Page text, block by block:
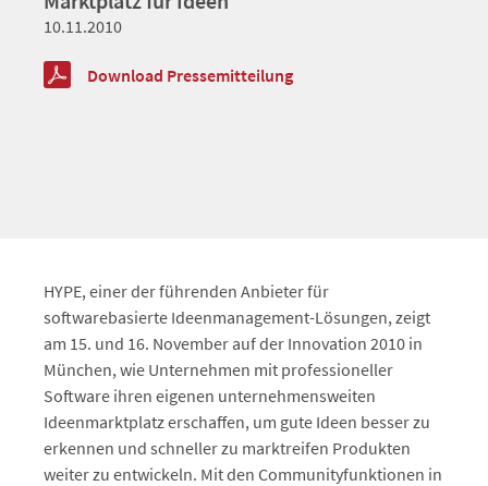
10.11.2010
Download Pressemitteilung
HYPE, einer der führenden Anbieter für
softwarebasierte Ideenmanagement-Lösungen, zeigt
am 15. und 16. November auf der Innovation 2010 in
München, wie Unternehmen mit professioneller
Software ihren eigenen unternehmensweiten
Ideenmarktplatz erschaffen, um gute Ideen besser zu
erkennen und schneller zu marktreifen Produkten
weiter zu entwickeln. Mit den Communityfunktionen in